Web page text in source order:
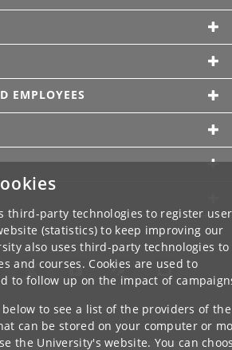
third-party technologies to register user
(statistics) to keep improving our
also uses third-party technologies to
and courses. Cookies are used to
to follow up on the impact of
below to see a list of the providers of the
can be stored on your computer or
the University's website. You can
EMPLOYEES